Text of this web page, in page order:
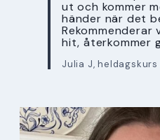
ut och kommer
händer när det
hit, återkommer
Julia J,